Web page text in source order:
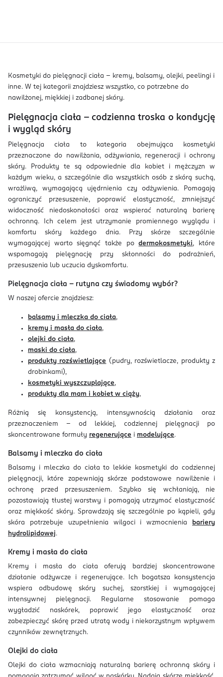
Kosmetyki do pielęgnacji ciała – kremy, balsamy, olejki, peelingi i
inne. W tej kategorii znajdziesz wszystko, co potrzebne do
nawilżonej, miękkiej i zadbanej skóry.
Pielęgnacja ciała – codzienna troska o kondycję
i wygląd skóry
Pielęgnacja ciała to kategoria obejmująca kosmetyki
przeznaczone do nawilżania, odżywiania, regeneracji i ochrony
skóry. Produkty te są odpowiednie dla kobiet i mężczyzn w
każdym wieku, a szczególnie dla wszystkich osób z skórą suchą,
wrażliwą, wymagającą ujędrnienia czy odżywienia. Pomagają
ograniczyć przesuszenie, poprawić elastyczność, zmniejszyć
widoczność niedoskonałości oraz wspierać naturalną barierę
ochronną. Ich celem jest utrzymanie promiennego wyglądu i
komfortu skóry każdego dnia. Przy skórze szczególnie
wymagającej warto sięgnąć także podermokosmetyki, które
wspomagają pielęgnację przy skłonności do podrażnień,
przesuszenia lub uczucia dyskomfortu.
Pielęgnacja ciała – rutyna czy świadomy wybór?
W naszej ofercie znajdziesz:
balsamy i mleczka do ciała,
kremy i masła do ciała,
olejki do ciała,
maski do ciała,
produkty rozświetlające (pudry, rozświetlacze, produkty z
drobinkami),
kosmetyki wyszczuplające,
produkty dla mam i kobiet w ciąży,
Różnią się konsystencją, intensywnością działania oraz
przeznaczeniem – od lekkiej, codziennej pielęgnacji po
skoncentrowane formuły regenerujące i modelujące.
Balsamy i mleczka do ciała
Balsamy i mleczka do ciała to lekkie kosmetyki do codziennej
pielęgnacji, które zapewniają skórze podstawowe nawilżenie i
ochronę przed przesuszeniem. Szybko się wchłaniają, nie
pozostawiają tłustej warstwy i pomagają utrzymać elastyczność
oraz miękkość skóry. Sprawdzają się szczególnie po kąpieli, gdy
skóra potrzebuje uzupełnienia wilgoci i wzmocnienia bariery
hydrolipidowej.
Kremy i masła do ciała
Kremy i masła do ciała oferują bardziej skoncentrowane
działanie odżywcze i regenerujące. Ich bogatsza konsystencja
wspiera odbudowę skóry suchej, szorstkiej i wymagającej
intensywnej pielęgnacji. Regularne stosowanie pomaga
wygładzić naskórek, poprawić jego elastyczność oraz
zabezpieczyć skórę przed utratą wody i niekorzystnym wpływem
czynników zewnętrznych.
Olejki do ciała
Olejki do ciała wzmacniają naturalną barierę ochronną skóry i